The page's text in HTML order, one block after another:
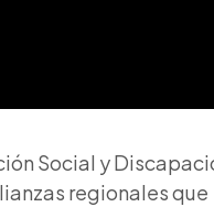
Social y
regionales que